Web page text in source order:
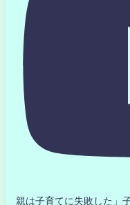
親は子育てに失敗した」